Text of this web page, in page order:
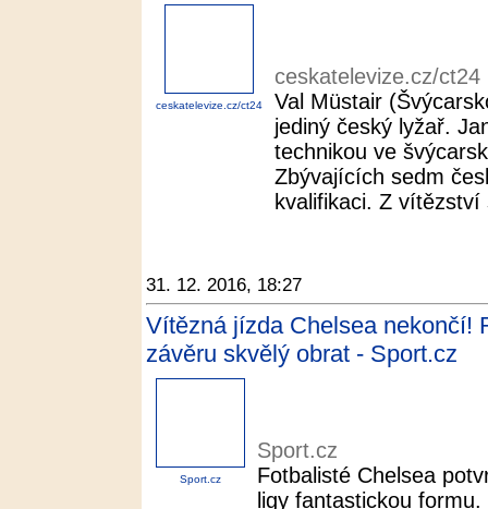
ceskatelevize.cz/ct24
ceskatelevize.cz/ct24
Val Müstair
jediný český lyžař.
technikou ve
Zbývajících sedm
kvalifikaci. Z
31. 12. 2016, 18:27
Vítězná jízda Chelsea nekončí!
závěru skvělý obrat - Sport.cz
Sport.cz
Sport.cz
Fotbalisté Chelsea
ligy fantastickou